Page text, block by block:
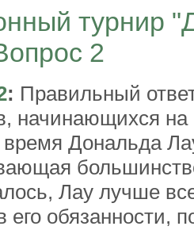
турнир
2
: Правильный
начинающихся на
Дональда
Лау лучше
его обязанности,